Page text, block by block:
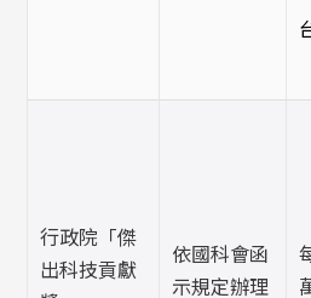
行政院「傑
出科技貢獻
依國科會函
示規定辦理